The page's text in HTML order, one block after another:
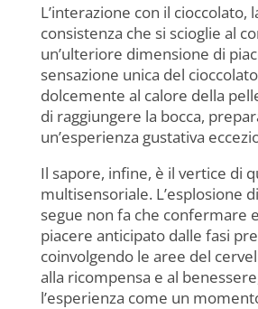
L’interazione con il cioccolato,
consistenza che si scioglie al
un’ulteriore dimensione di
sensazione unica del
dolcemente al calore della
di raggiungere la bocca,
un’esperienza gustativa
Il sapore, infine, è il vertice di
multisensoriale. L’esplosione
segue non fa che confermare
piacere anticipato dalle fasi
coinvolgendo le aree del
alla ricompensa e al
l’esperienza come un